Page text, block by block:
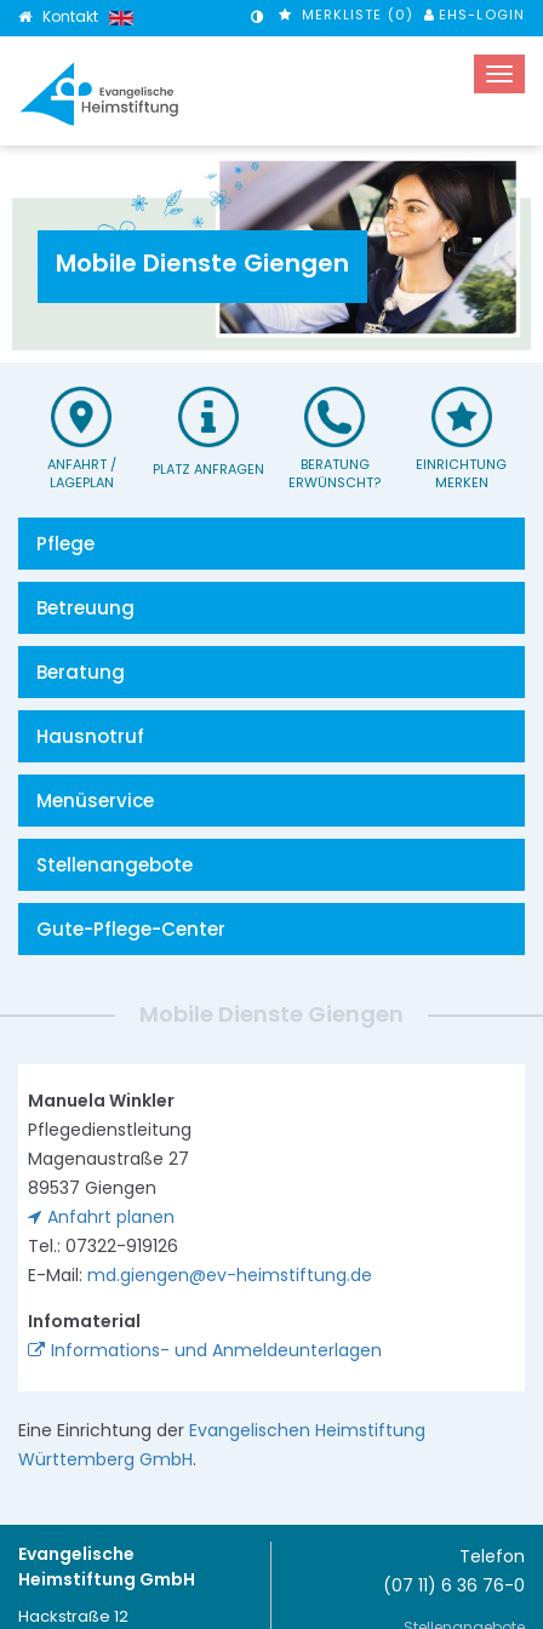
Kontakt
KONTRASTMODUS
MERKLISTE (0) EHS-LOGIN
Mobile Dienste Giengen
ANFAHRT /
LAGEPLAN
PLATZ ANFRAGEN
BERATUNG
ERWÜNSCHT?
EINRICHTUNG
MERKEN
Pflege
Betreuung
Beratung
Hausnotruf
Menüservice
Stellenangebote
Gute-Pflege-Center
Mobile Dienste Giengen
Manuela Winkler
Pflegedienstleitung
Magenaustraße 27
89537 Giengen
Anfahrt planen
Tel.: 07322-919126
E-Mail: md.giengen@ev-heimstiftung.de
Infomaterial
Informations- und Anmeldeunterlagen
Eine Einrichtung der Evangelischen Heimstiftung
Württemberg GmbH.
Evangelische
Heimstiftung GmbH
Hackstraße 12
Telefon
(07 11) 6 36 76-0